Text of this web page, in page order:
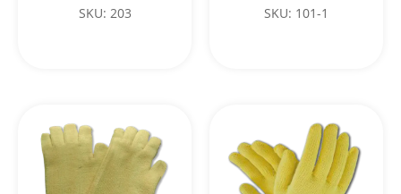
SKU: 203 SKU: 101-1